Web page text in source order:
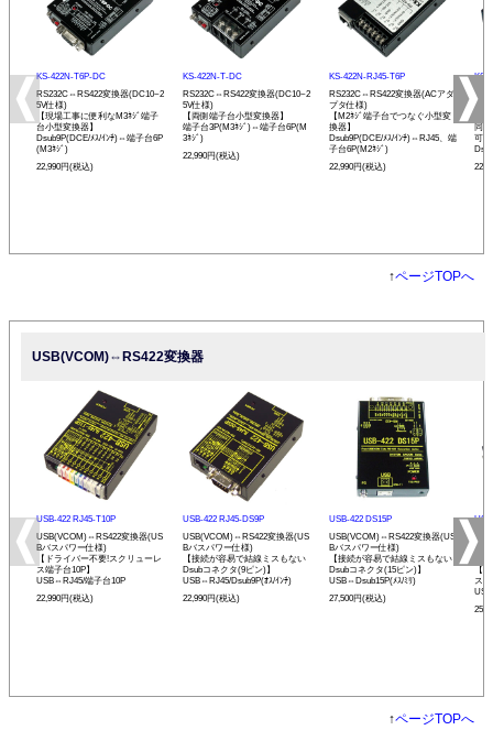
KS-422N-T6P-DC
RS232C⇔RS422変換器(DC10~2
5V仕様)
【現場工事に便利なM3ﾈｼﾞ端子
台小型変換器】
Dsub9P(DCE/ﾒｽ/ｲﾝﾁ)⇔端子台6P
(M3ﾈｼﾞ)
22,990円(税込)
KS-422N-T-DC
RS232C⇔RS422変換器(DC10~2
5V仕様)
【両側端子台小型変換器】
端子台3P(M3ﾈｼﾞ)⇔端子台6P(M
3ﾈｼﾞ)
22,990円(税込)
KS-422N-RJ45-T6P
RS232C⇔RS422変換器(ACアダ
プタ仕様)
【M2ﾈｼﾞ端子台でつなぐ小型変
換器】
Dsub9P(DCE/ﾒｽ/ｲﾝﾁ)⇔RJ45、端
子台6P(M2ﾈｼﾞ)
22,990円(税込)
KS-
プ
同
可
↑ページTOPへ
USB(VCOM)⇔RS422変換器
USB-422 RJ45-T10P
USB(VCOM)⇔RS422変換器(US
Bバスパワー仕様)
【ドライバー不要!スクリューレ
ス端子台10P】
USB⇔RJ45/端子台10P
22,990円(税込)
USB-422 RJ45-DS9P
USB(VCOM)⇔RS422変換器(US
Bバスパワー仕様)
【接続が容易で結線ミスもない
Dsubコネクタ(9ピン)】
USB⇔RJ45/Dsub9P(ｵｽ/ｲﾝﾁ)
22,990円(税込)
USB-422 DS15P
USB(VCOM)⇔RS422変換器(US
Bバスパワー仕様)
【接続が容易で結線ミスもない
Dsubコネクタ(15ピン)】
USB⇔Dsub15P(ﾒｽ/ﾐﾘ)
27,500円(税込)
Bバ
【
ス
↑ページTOPへ